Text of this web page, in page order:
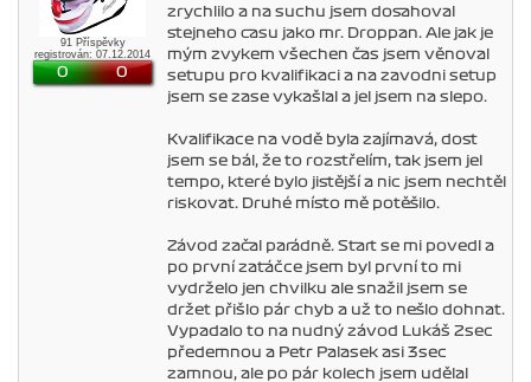
91 Příspěvky
registrován: 07.12.2014
0 0
zrychlilo a na suchu jsem dosahoval
stejneho casu jako mr. Droppan. Ale jak je
mým zvykem všechen čas jsem věnoval
setupu pro kvalifikaci a na zavodni setup
jsem se zase vykašlal a jel jsem na slepo.
Kvalifikace na vodě byla zajímavá, dost
jsem se bál, že to rozstřelím, tak jsem jel
tempo, které bylo jistější a nic jsem nechtěl
riskovat. Druhé místo mě potěšilo.
Závod začal parádně. Start se mi povedl a
po první zatáčce jsem byl první to mi
vydrželo jen chvilku ale snažil jsem se
držet přišlo pár chyb a už to nešlo dohnat.
Vypadalo to na nudný závod Lukáš 2sec
předemnou a Petr Palasek asi 3sec
zamnou, ale po pár kolech jsem udělal